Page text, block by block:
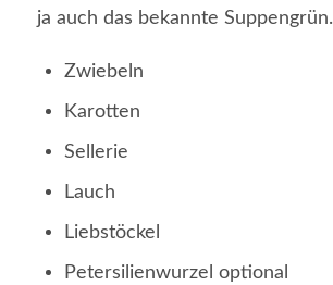
ja auch das bekannte Suppengrün.
Zwiebeln
Karotten
Sellerie
Lauch
Liebstöckel
Petersilienwurzel optional